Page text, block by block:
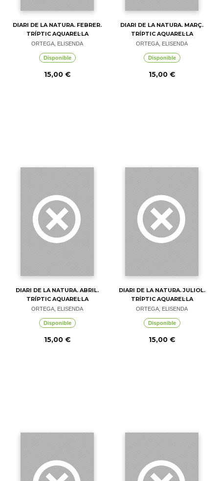
DIARI DE LA NATURA. FEBRER.
TRÍPTIC AQUAREL·LA
ORTEGA, ELISENDA
Disponible
15,00 €
DIARI DE LA NATURA. MARÇ.
TRÍPTIC AQUAREL·LA
ORTEGA, ELISENDA
Disponible
15,00 €
DIARI DE LA NATURA. ABRIL.
TRÍPTIC AQUAREL·LA
ORTEGA, ELISENDA
Disponible
15,00 €
DIARI DE LA NATURA. JULIOL.
TRÍPTIC AQUAREL·LA
ORTEGA, ELISENDA
Disponible
15,00 €